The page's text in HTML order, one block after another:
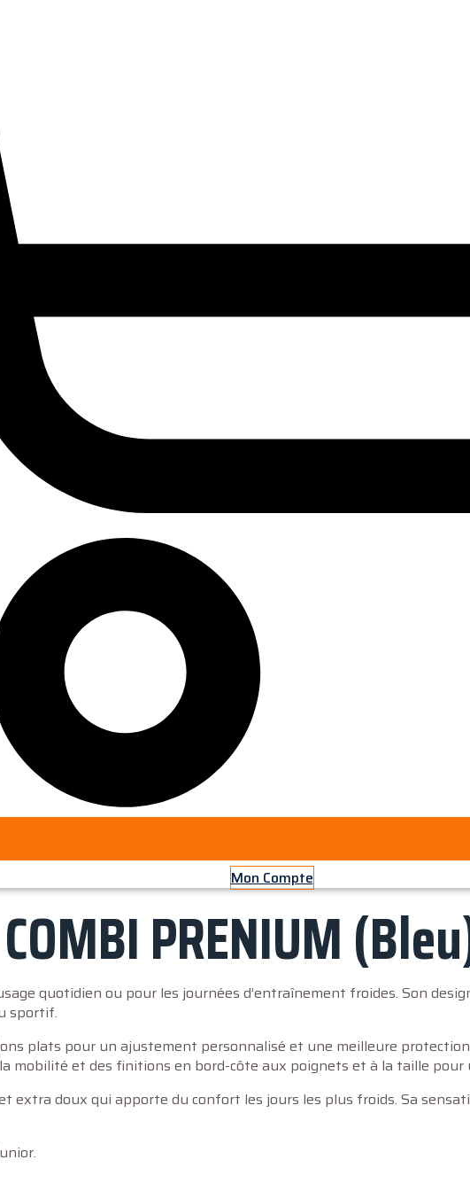
Mon Compte
PRENIUM
quotidien ou pour les journées d’entraînement froides. Son
sportif.
plats pour un ajustement personnalisé et une meilleure
mobilité et des finitions en bord-côte aux poignets et à la taille
extra doux qui apporte du confort les jours les plus froids. Sa